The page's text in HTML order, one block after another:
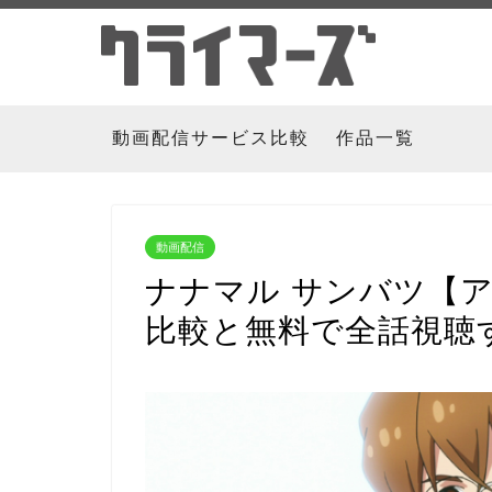
動画配信サービス比較 作品一覧
動画配信
ナナマル サンバツ【
比較と無料で全話視聴